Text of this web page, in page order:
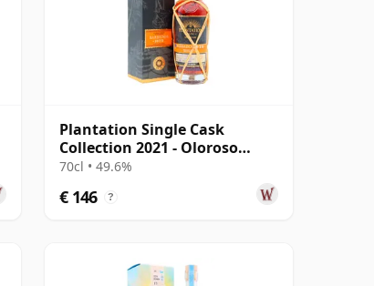
Plantation Single Cask
Collection 2021 - Oloroso
Sherry Cask 10 jaar oud Rum
70cl • 49.6%
€ 146 ?